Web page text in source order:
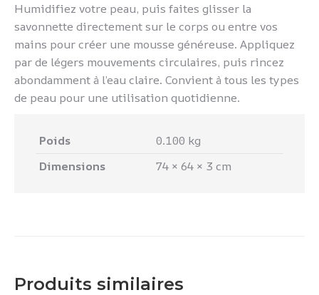
Humidifiez votre peau, puis faites glisser la
savonnette directement sur le corps ou entre vos
mains pour créer une mousse généreuse. Appliquez
par de légers mouvements circulaires, puis rincez
abondamment à l’eau claire. Convient à tous les types
de peau pour une utilisation quotidienne.
Poids
0.100 kg
Dimensions
74 × 64 × 3 cm
Produits similaires